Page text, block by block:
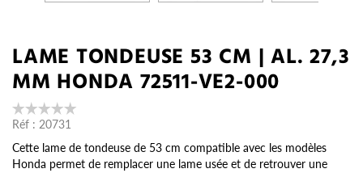
LAME TONDEUSE 53 CM | AL. 27,3
MM HONDA 72511-VE2-000
Réf : 20731
Cette lame de tondeuse de 53 cm compatible avec les modèles
Honda permet de remplacer une lame usée et de retrouver une